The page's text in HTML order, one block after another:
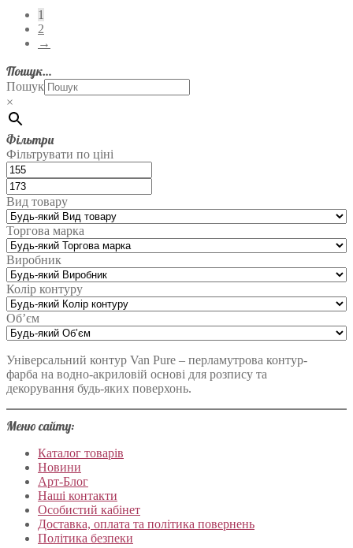
1
2
→
Пошук…
Пошук
×
Фільтри
Фільтрувати по ціні
Вид товару
Торгова марка
Виробник
Колір контуру
Об’єм
Універсальний контур Van Pure – перламутрова контур-
фарба на водно-акриловій основі для розпису та
декорування будь-яких поверхонь.
Меню сайту:
Каталог товарів
Новини
Арт-Блог
Наші контакти
Особистий кабінет
Доставка, оплата та політика повернень
Політика безпеки